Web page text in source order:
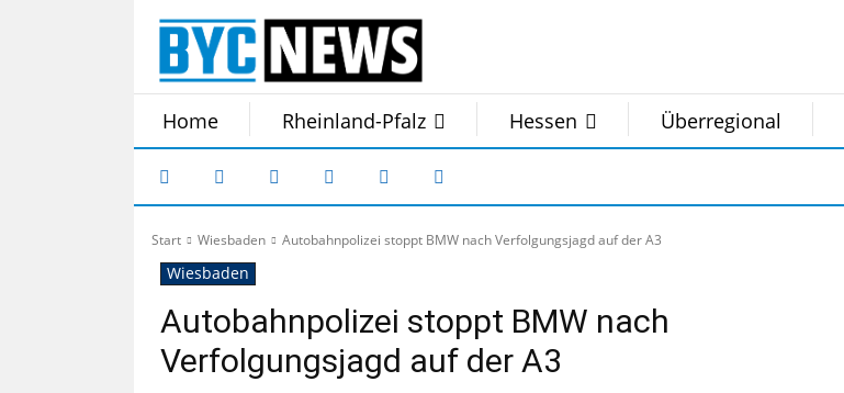
Home Rheinland-Pfalz Hessen Überregional
Start Wiesbaden Autobahnpolizei stoppt BMW nach Verfolgungsjagd auf der A3
Wiesbaden
Autobahnpolizei stoppt BMW nach
Verfolgungsjagd auf der A3